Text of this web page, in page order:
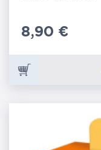
Prix
8,90 €